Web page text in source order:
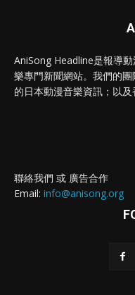
AniSong Headline是報導
樂專門新聞網站。我們的
的日本動漫音樂資訊；以及
聯絡我們 或 廣告合作
Email: info@anisong.org